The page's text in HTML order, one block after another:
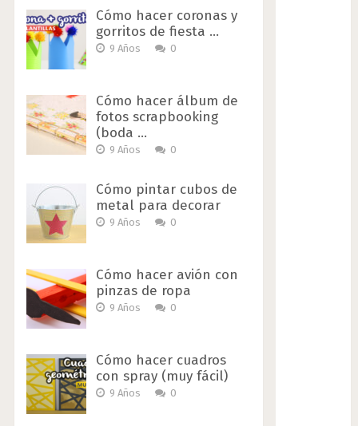
Cómo hacer coronas y
gorritos de fiesta …
9 Años 0
Cómo hacer álbum de
fotos scrapbooking
(boda …
9 Años 0
Cómo pintar cubos de
metal para decorar
9 Años 0
Cómo hacer avión con
pinzas de ropa
9 Años 0
Cómo hacer cuadros
con spray (muy fácil)
9 Años 0